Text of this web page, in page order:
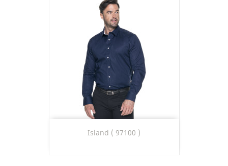
Island ( 97100 )